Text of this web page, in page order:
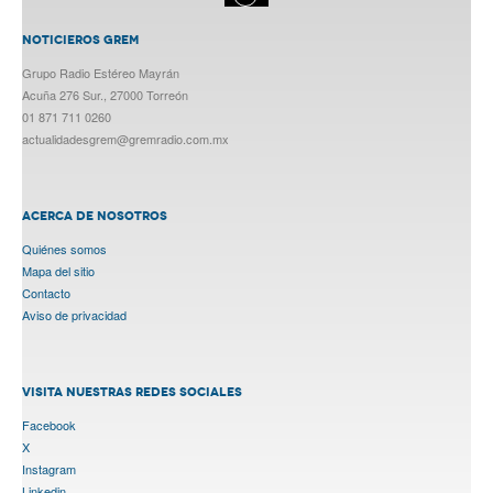
NOTICIEROS GREM
Grupo Radio Estéreo Mayrán
Acuña 276 Sur., 27000 Torreón
01 871 711 0260
actualidadesgrem@gremradio.com.mx
ACERCA DE NOSOTROS
Quiénes somos
Mapa del sitio
Contacto
Aviso de privacidad
VISITA NUESTRAS REDES SOCIALES
Facebook
X
Instagram